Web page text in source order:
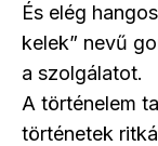
És elég
kelek” nevű
a szolgálatot.
A történelem
történetek